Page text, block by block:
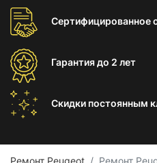
Сертифицированное
Гарантиядо 2 лет
Скидки постоянным
Ремонт Peugeot Ремонт